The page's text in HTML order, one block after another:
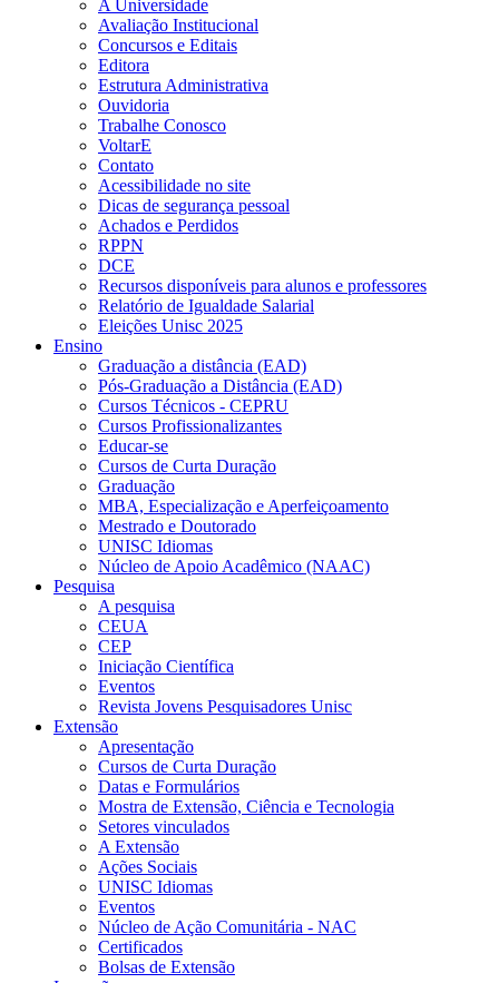
A Universidade
Avaliação Institucional
Concursos e Editais
Editora
Estrutura Administrativa
Ouvidoria
Trabalhe Conosco
VoltarE
Contato
Acessibilidade no site
Dicas de segurança pessoal
Achados e Perdidos
RPPN
DCE
Recursos disponíveis para alunos e professores
Relatório de Igualdade Salarial
Eleições Unisc 2025
Ensino
Graduação a distância (EAD)
Pós-Graduação a Distância (EAD)
Cursos Técnicos - CEPRU
Cursos Profissionalizantes
Educar-se
Cursos de Curta Duração
Graduação
MBA, Especialização e Aperfeiçoamento
Mestrado e Doutorado
UNISC Idiomas
Núcleo de Apoio Acadêmico (NAAC)
Pesquisa
A pesquisa
CEUA
CEP
Iniciação Científica
Eventos
Revista Jovens Pesquisadores Unisc
Extensão
Apresentação
Cursos de Curta Duração
Datas e Formulários
Mostra de Extensão, Ciência e Tecnologia
Setores vinculados
A Extensão
Ações Sociais
UNISC Idiomas
Eventos
Núcleo de Ação Comunitária - NAC
Certificados
Bolsas de Extensão